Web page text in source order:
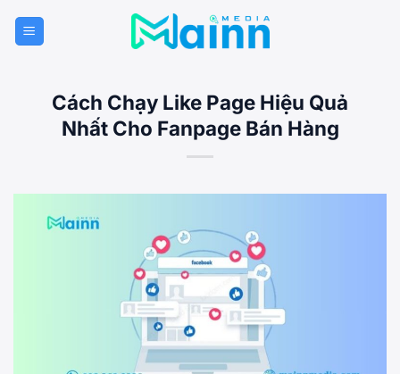
qua
Cách Chạy Like Page Hiệu Quả
Nhất Cho Fanpage Bán Hàng